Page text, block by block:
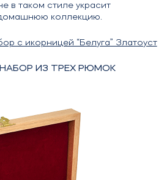
в таком стиле украсит
коллекцию.
с икорницей “Белуга” Златоуст
ИЗ ТРЕХ РЮМОК